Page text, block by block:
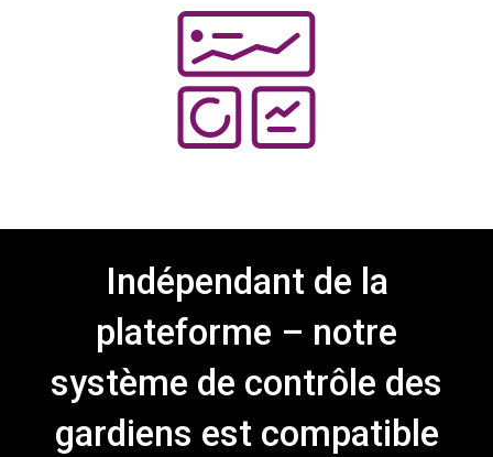
Indépendant de la
plateforme – notre
système de contrôle des
gardiens est compatible